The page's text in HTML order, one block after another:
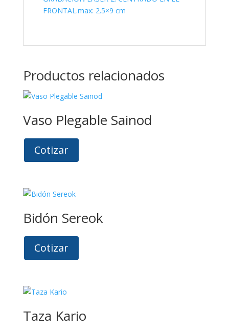
FRONTAL.max: 2.5×9 cm
Productos relacionados
Vaso Plegable Sainod
Cotizar
Bidón Sereok
Cotizar
Taza Kario